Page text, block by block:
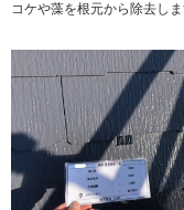
コケや藻を根元から除去しま